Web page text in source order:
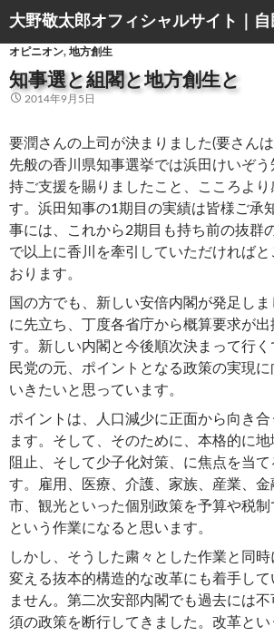
Search
TO
CONTENT
オピニオン, 地方創生
知事選と組閣と地方創生と
2014年9月5日
要潤さんの上司が決まりました(要さんは
先般の香川県知事選挙では浜田けいぞ
持ご支援を賜りましたこと、こころより
す。浜田知事の1期目の実績は皆様ご承
事には、これから2期目も持ち前の抜群
で以上に香川を牽引していただければ
おります。
国の方でも、新しい安倍内閣が発足し
に先立ち、丁度各省庁から概算要求が
す。新しい内閣と今後順次決まって行く
民党の元、ポイントとなる政策の実現
いきたいと思っています。
ポイントは、人口減少に正面から向き合
ます。そして、そのために、本格的に
阻止、そして少子化対策、に焦点を当て
す。雇用、医療、介護、家族、産業、
市、観光といった個別政策を予算や税制
という作業になると思います。
しかし、そうした粛々とした作業と同時
変える抜本的構造的な改革にも着手して
ません。第二次安部内閣でも過去には
須の政策を断行してきました。改革と